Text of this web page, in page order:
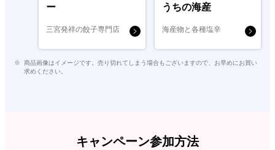
ー
三宮発祥の餃子専門店
うちの海産
海産物と各種塩辛
商品画像はイメージです。売り切れてしまう場合もございますので、お早めにお買い
求めください。
キャンペーン参加方法